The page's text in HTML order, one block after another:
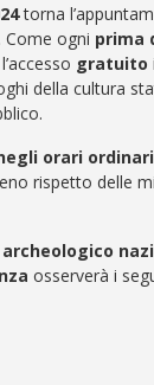
torna
. Come ogni prima
gratuito
della cultura
orari
rispetto delle
osserverà i